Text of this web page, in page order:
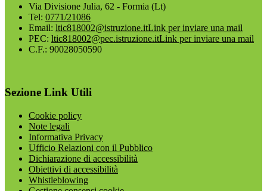
Via Divisione Julia, 62 - Formia (Lt)
Tel: 0771/21086
Email: ltic818002@istruzione.itLink per inviare una mail
PEC: ltic818002@pec.istruzione.itLink per inviare una mail
C.F.: 90028050590
Sezione Link Utili
Cookie policy
Note legali
Informativa Privacy
Ufficio Relazioni con il Pubblico
Dichiarazione di accessibilità
Obiettivi di accessibilità
Whistleblowing